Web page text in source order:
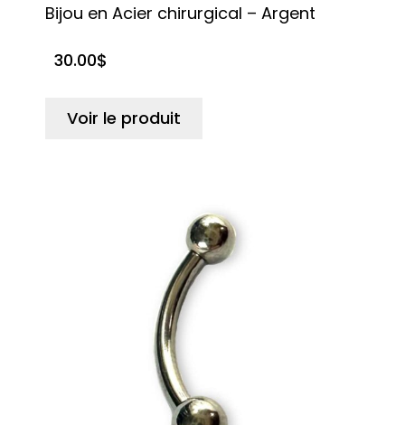
Bijou en Acier chirurgical – Argent
30.00$
Voir le produit